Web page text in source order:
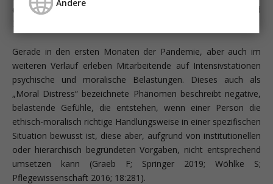
einer Intensivstation behandelten Patienten beatmet (Stand
7.3.2021).
Gerade in den ersten Monaten der Pandemie, aber auch im
weiteren Verlauf erleben Mitarbeitende auf Intensivstationen
psychische und moralische Belastungen. Dieses auch als
„Moral Distress“ bezeichnete Phänomen beschreibt negative,
belastende Gefühle, die entstehen, wenn einer Person die
ethisch-moralisch richtige Handlungsweise in einer spezifischen
Situation bewusst ist, diese aber, aufgrund von institutionellen
oder hierarchisch begründeten Vorgaben, nicht entsprechend
umsetzen kann (Graeb F; Springer 2019; Wöhlke S;
Pflegewissenschaft 2016; 18:281).